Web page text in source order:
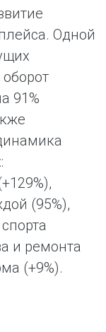
Одной
91%
(95%),
и ремонта
(+9%).